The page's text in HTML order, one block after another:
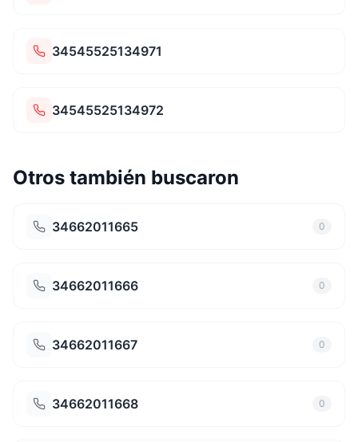
34545525134971
34545525134972
Otros también buscaron
34662011665 0
34662011666 0
34662011667 0
34662011668 0